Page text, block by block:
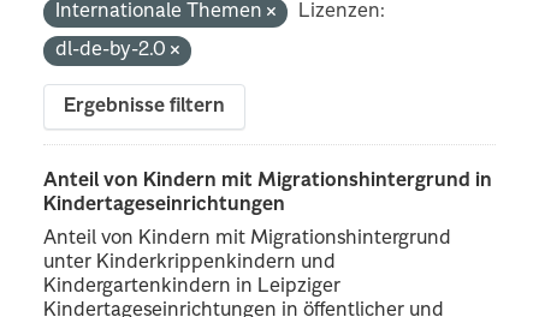
Internationale Themen
Lizenzen:
dl-de-by-2.0
Ergebnisse filtern
Anteil von Kindern mit Migrationshintergrund in
Kindertageseinrichtungen
Anteil von Kindern mit Migrationshintergrund
unter Kinderkrippenkindern und
Kindergartenkindern in Leipziger
Kindertageseinrichtungen in öffentlicher und